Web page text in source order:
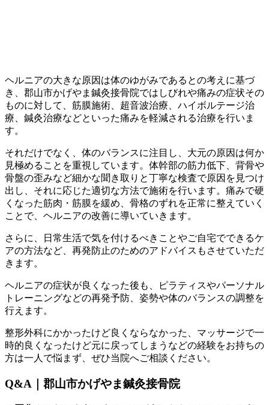
ヘルニアの大きな原因は体のゆがみであるとの考えに基づ
き、郡山市かげやま鍼灸接骨院ではしびれや痛みの症状その
ものに対して、筋膜施術、超音波治療、ハイボルテージ治
療、鍼灸治療などといった痛みを軽減される治療を行いま
す。
それだけでなく、体のバランスに注目し、大元の原因は何か
見極めることを重視しています。体幹部の筋力低下、背骨や
骨盤の歪みなど細かな聞き取りと丁寧な検査で原因を見つけ
出し、それに応じた適切な方法で施術を行います。痛みで硬
くなった筋肉・筋膜を緩め、骨格のずれを正常に整えていく
ことで、ヘルニアの改善に導いていきます。
さらに、日常生活で気を付けるべきことやご自宅でできるケ
アの方法など、再発防止のためのアドバイスもさせていただ
きます。
ヘルニアの症状が良くなった後も、ピラティスやパーソナル
トレーニングなどの再発予防、姿勢や体のバランスの調整を
行えます。
整形外科にかかったけど良くならなかった、マッサージで一
時的良くなったけど元に戻ってしまうなどの経験をお持ちの
方は一人で悩まず、ぜひ当院へご相談ください。
Q&A｜郡山市かげやま鍼灸接骨院